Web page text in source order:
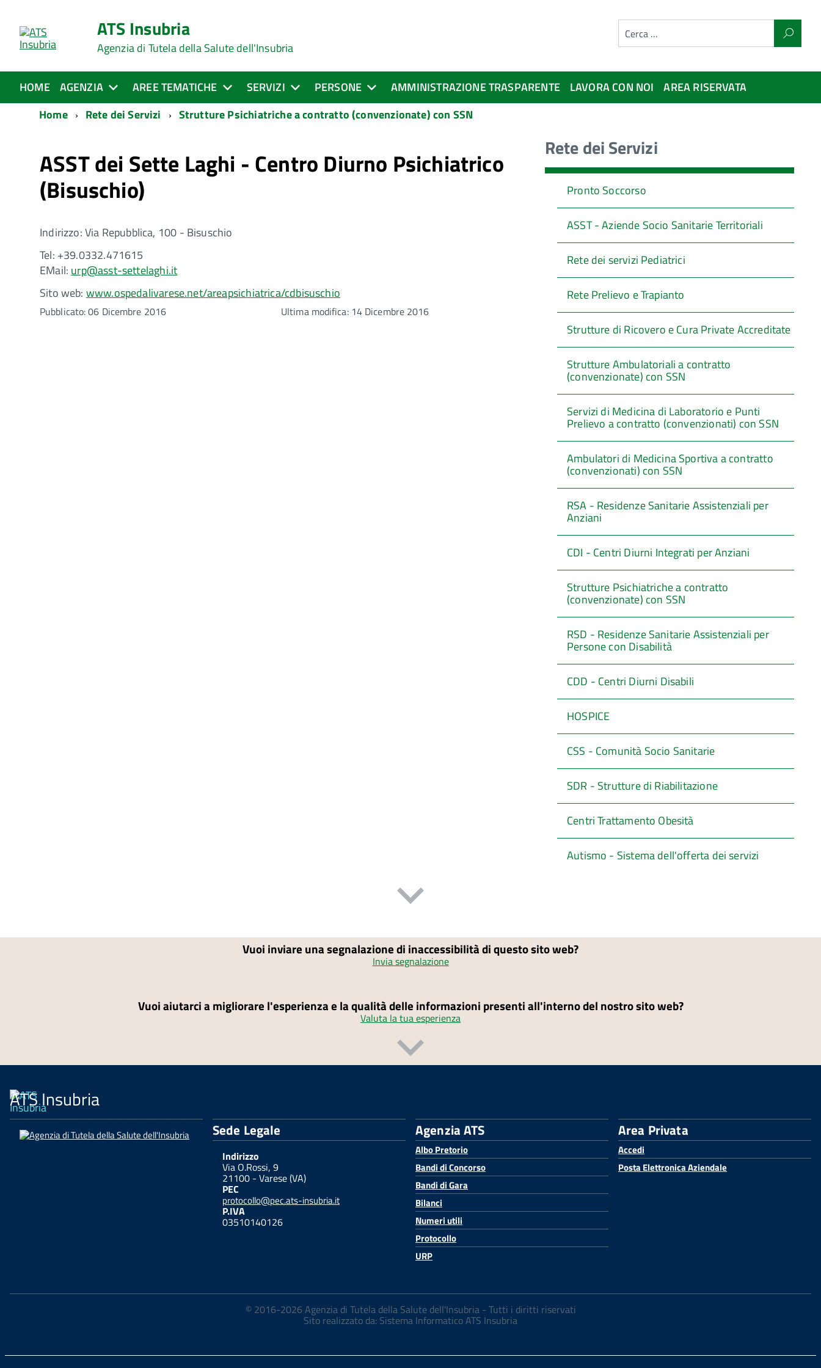
ATS Insubria
Agenzia di Tutela della Salute dell'Insubria
HOME AGENZIA AREE TEMATICHE SERVIZI PERSONE AMMINISTRAZIONE TRASPARENTE LAVORA CON NOI
AREA RISERVATA
Home
Rete dei Servizi Strutture Psichiatriche a contratto (convenzionate) con SSN
ASST dei Sette Laghi - Centro Diurno Psichiatrico
(Bisuschio)
Indirizzo: Via Repubblica, 100 - Bisuschio
Tel: +39.0332.471615
EMail: urp@asst-settelaghi.it
Sito web: www.ospedalivarese.net/areapsichiatrica/cdbisuschio
Pubblicato: 06 Dicembre 2016 Ultima modifica: 14 Dicembre 2016
Rete dei Servizi
Pronto Soccorso
ASST - Aziende Socio Sanitarie Territoriali
Rete dei servizi Pediatrici
Rete Prelievo e Trapianto
Strutture di Ricovero e Cura Private Accreditate
Strutture Ambulatoriali a contratto
(convenzionate) con SSN
Servizi di Medicina di Laboratorio e Punti
Prelievo a contratto (convenzionati) con SSN
Ambulatori di Medicina Sportiva a contratto
(convenzionati) con SSN
RSA - Residenze Sanitarie Assistenziali per
Anziani
CDI - Centri Diurni Integrati per Anziani
Strutture Psichiatriche a contratto
(convenzionate) con SSN
RSD - Residenze Sanitarie Assistenziali per
Persone con Disabilità
CDD - Centri Diurni Disabili
HOSPICE
CSS - Comunità Socio Sanitarie
SDR - Strutture di Riabilitazione
Centri Trattamento Obesità
Autismo - Sistema dell'offerta dei servizi
Vuoi inviare una segnalazione di inaccessibilità di questo sito web?
Invia segnalazione
Vuoi aiutarci a migliorare l'esperienza e la qualità delle informazioni presenti all'interno del nostro sito web?
Valuta la tua esperienza
ATS Insubria
Sede Legale
Indirizzo
Via O.Rossi, 9
21100 - Varese (VA)
PEC
protocollo@pec.ats-insubria.it
P.IVA
03510140126
Agenzia ATS
Albo Pretorio
Bandi di Concorso
Bandi di Gara
Bilanci
Numeri utili
Protocollo
URP
Area Privata
Accedi
Posta Elettronica Aziendale
© 2016-2026 Agenzia di Tutela della Salute dell'Insubria - Tutti i diritti riservati
Sito realizzato da: Sistema Informatico ATS Insubria